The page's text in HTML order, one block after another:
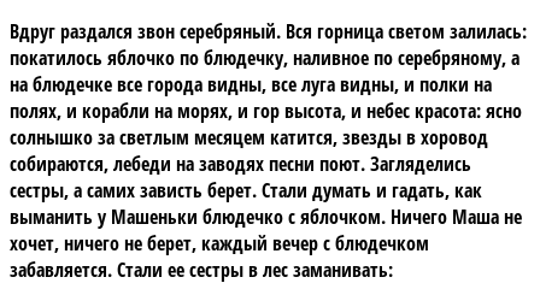
Вдруг раздался звон серебряный. Вся горница светом залилась:
покатилось яблочко по блюдечку, наливное по серебряному, а
на блюдечке все города видны, все луга видны, и полки на
полях, и корабли на морях, и гор высота, и небес красота: ясно
солнышко за светлым месяцем катится, звезды в хоровод
собираются, лебеди на заводях песни поют. Загляделись
сестры, а самих зависть берет. Стали думать и гадать, как
выманить у Машеньки блюдечко с яблочком. Ничего Маша не
хочет, ничего не берет, каждый вечер с блюдечком
забавляется. Стали ее сестры в лес заманивать: